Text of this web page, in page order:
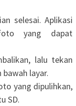
selesai. Aplikasi
yang dapat
lalu tekan
layar.
yang dipulihkan,
SD.